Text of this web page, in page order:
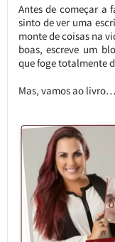
Antes de começar a
sinto de ver uma
monte de coisas na
boas, escreve um
que foge totalmente
Mas, vamos ao livro…